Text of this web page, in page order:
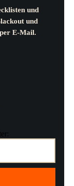
und
und
E-Mail.